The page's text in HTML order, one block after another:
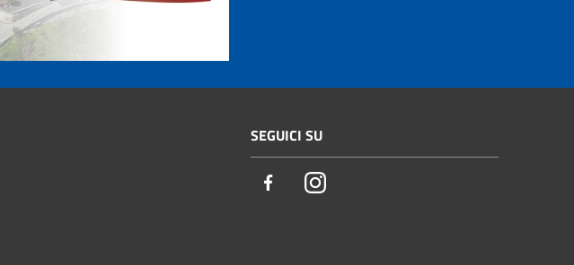
SEGUICI SU
FacebookInstagram